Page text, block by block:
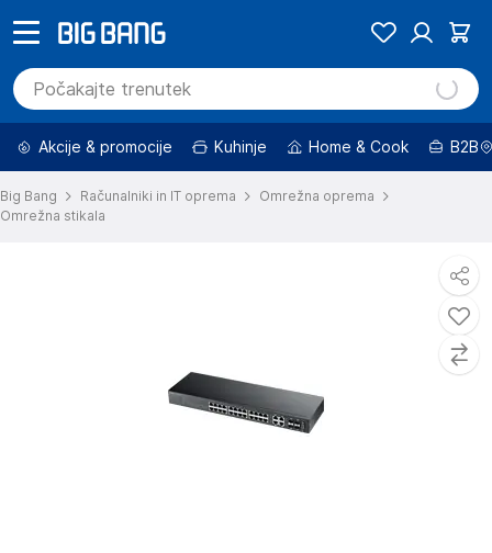
Akcije & promocije Kuhinje Home & Cook B2B
Big Bang Računalniki in IT oprema
Omrežna oprema
Omrežna stikala